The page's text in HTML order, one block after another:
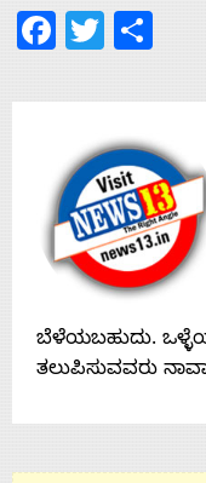
Facebook
Twitter
ಬೆಳೆಯಬಹುದು.
ತಲುಪಿಸುವವರು